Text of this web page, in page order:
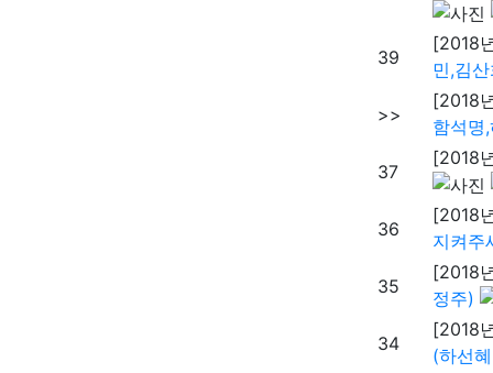
39
[2018
민,김
>>
[2018
함석명
37
[2018
36
[2018
지켜주
35
[2018
정주)
34
[2018
(하선